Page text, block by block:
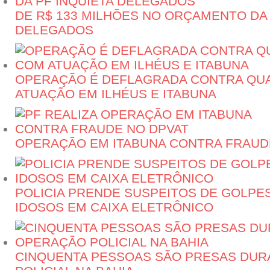
DE R$ 133 MILHÕES NO ORÇAMENTO
DELEGADOS
OPERAÇÃO É DEFLAGRADA CONTRA
ATUAÇÃO EM ILHÉUS E ITABUNA
OPERAÇÃO EM ITABUNA CONTRA
POLICIA PRENDE SUSPEITOS DE
IDOSOS EM CAIXA ELETRÔNICO
CINQUENTA PESSOAS SÃO PRESAS